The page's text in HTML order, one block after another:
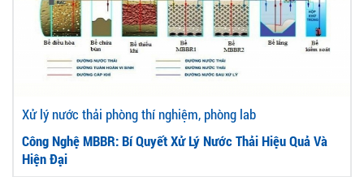
Xử lý nước thải phòng thí nghiệm, phòng lab
Công Nghệ MBBR: Bí Quyết Xử Lý Nước Thải Hiệu Quả Và
Hiện Đại